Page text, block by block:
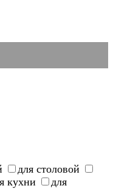
для столовой
кухни
для